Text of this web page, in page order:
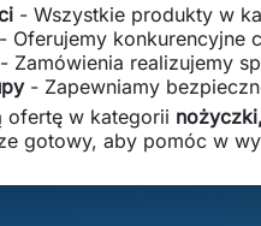
- Wszystkie produkty w
Oferujemy konkurencyjne
- Zamówienia realizujemy
- Zapewniamy
ofertę w kategorii
gotowy, aby pomóc w